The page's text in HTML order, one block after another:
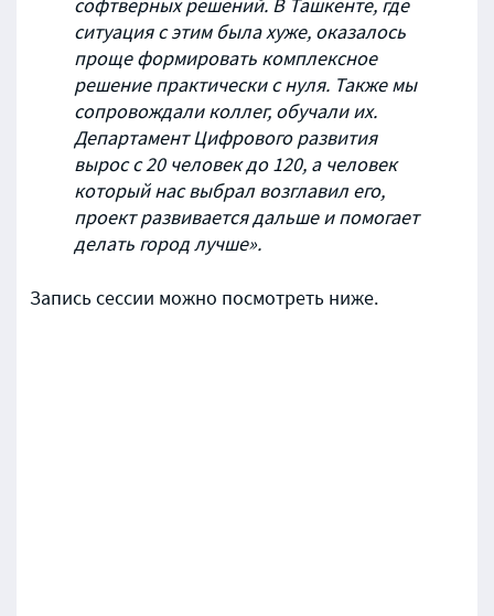
софтверных решений. В Ташкенте, где
ситуация с этим была хуже, оказалось
проще формировать комплексное
решение практически с нуля. Также мы
сопровождали коллег, обучали их.
Департамент Цифрового развития
вырос с 20 человек до 120, а человек
который нас выбрал возглавил его,
проект развивается дальше и помогает
делать город лучше».
Запись сессии можно посмотреть ниже.